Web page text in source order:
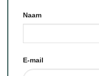
Naam
E-mail